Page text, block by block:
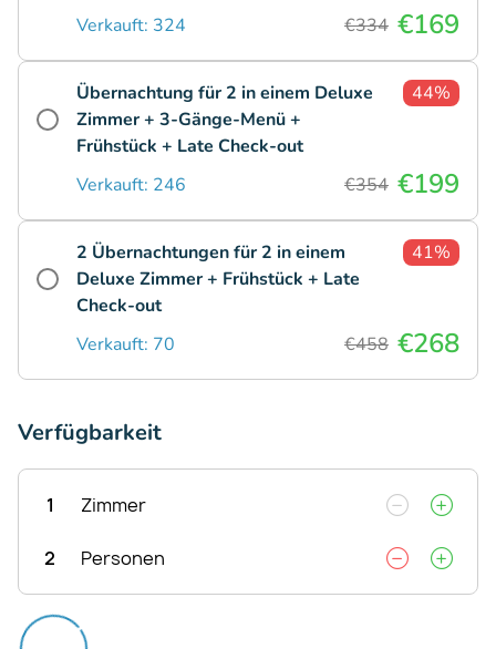
Verkauft: 324 €334 €169
Übernachtung für 2 in einem Deluxe
Zimmer + 3-Gänge-Menü +
Frühstück + Late Check-out
44%
Verkauft: 246 €354 €199
2 Übernachtungen für 2 in einem
Deluxe Zimmer + Frühstück + Late
Check-out
41%
Verkauft: 70 €458 €268
Verfügbarkeit
1 Zimmer
2 Personen